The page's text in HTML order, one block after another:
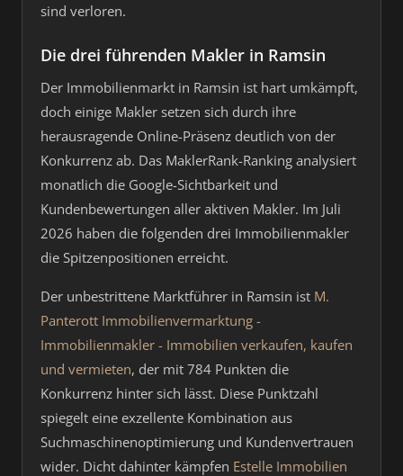
sind verloren.
Die drei führenden Makler in Ramsin
Der Immobilienmarkt in Ramsin ist hart umkämpft,
doch einige Makler setzen sich durch ihre
herausragende Online-Präsenz deutlich von der
Konkurrenz ab. Das MaklerRank-Ranking analysiert
monatlich die Google-Sichtbarkeit und
Kundenbewertungen aller aktiven Makler. Im Juli
2026 haben die folgenden drei Immobilienmakler
die Spitzenpositionen erreicht.
Der unbestrittene Marktführer in Ramsin ist M.
Panterott Immobilienvermarktung -
Immobilienmakler - Immobilien verkaufen, kaufen
und vermieten, der mit 784 Punkten die
Konkurrenz hinter sich lässt. Diese Punktzahl
spiegelt eine exzellente Kombination aus
Suchmaschinenoptimierung und Kundenvertrauen
wider. Dicht dahinter kämpfen Estelle Immobilien